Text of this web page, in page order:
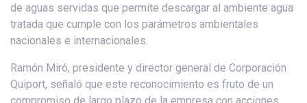
de aguas servidas que permite descargar al ambiente agua
tratada que cumple con los parámetros ambientales
nacionales e internacionales.
Ramón Miró, presidente y director general de Corporación
Quiport, señaló que este reconocimiento es fruto de un
compromiso de largo plazo de la empresa con acciones